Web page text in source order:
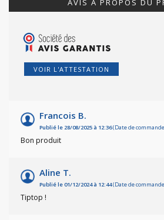
AVIS À PROPOS DU
VOIR L'ATTESTATION
Francois B.
Publié le 28/08/2025 à 12:36(Date de
Bon produit
Aline T.
Publié le 01/12/2024 à 12:44(Date de
Tiptop !